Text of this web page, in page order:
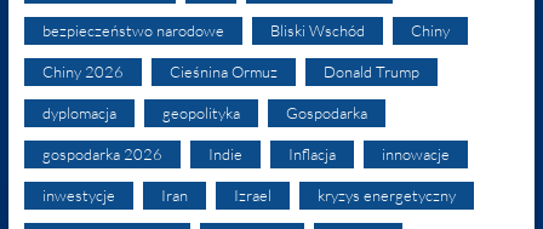
bezpieczeństwo narodowe Bliski Wschód Chiny
Chiny 2026 Cieśnina Ormuz Donald Trump
dyplomacja geopolityka Gospodarka
gospodarka 2026 Indie Inflacja innowacje
inwestycje Iran Izrael kryzys energetyczny